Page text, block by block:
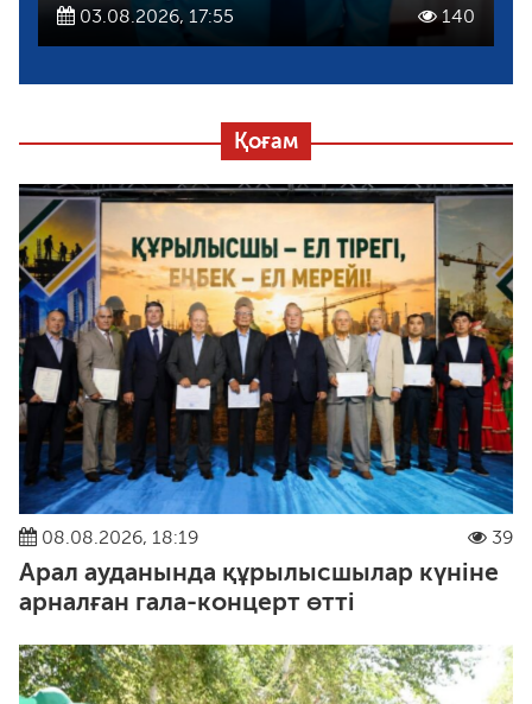
03.08.2026, 17:55 140
Қоғам
08.08.2026, 18:19 39
Арал ауданында құрылысшылар күніне
арналған гала-концерт өтті